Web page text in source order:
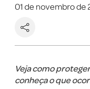
01 de novembro de
Veja como
conheça o que